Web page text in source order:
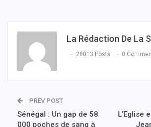
La Rédaction De La
28013 Posts 0
PREV POST
Sénégal : Un gap de 58
000 poches de sang à
L’Eglise